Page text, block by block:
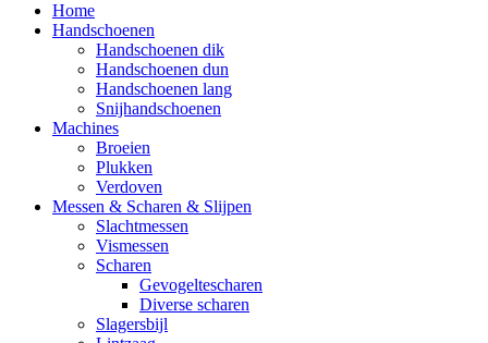
Home
Handschoenen
Handschoenen dik
Handschoenen dun
Handschoenen lang
Snijhandschoenen
Machines
Broeien
Plukken
Verdoven
Messen & Scharen & Slijpen
Slachtmessen
Vismessen
Scharen
Gevogeltescharen
Diverse scharen
Slagersbijl